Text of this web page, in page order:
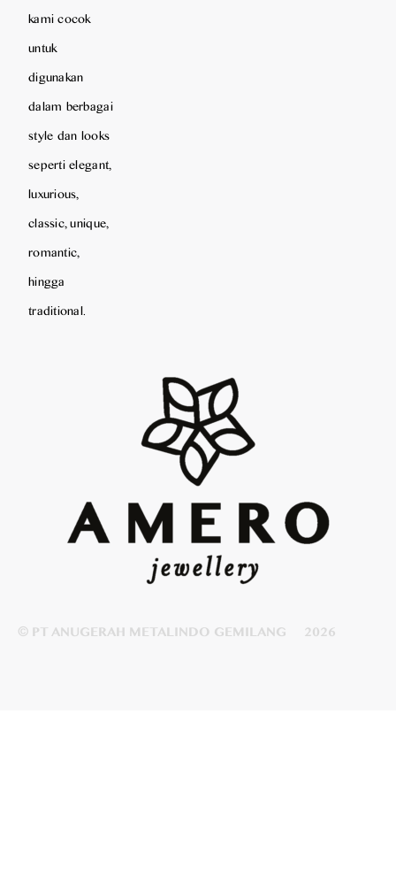
kami cocok
untuk
digunakan
dalam berbagai
style dan looks
seperti elegant,
luxurious,
classic, unique,
romantic,
hingga
traditional.
© PT ANUGERAH METALINDO GEMILANG 2026